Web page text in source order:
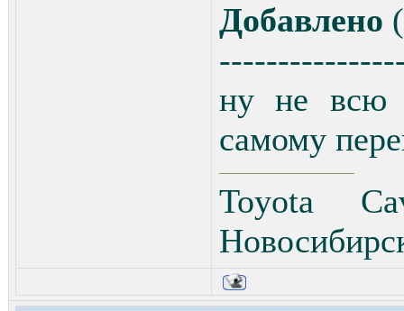
Добавлено
ну не всю
самому
Toyota